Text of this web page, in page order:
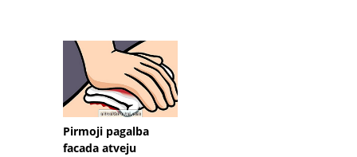
Pirmoji pagalba
facada atveju